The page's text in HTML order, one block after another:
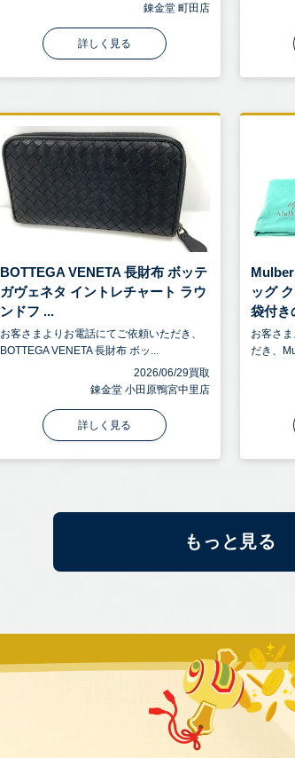
錬金堂 町田店
詳しく見る
BOTTEGA VENETA 長財布 ボッテ
ガヴェネタ イントレチャート ラウ
ンドフ ...
お客さまよりお電話にてご依頼いただき、
BOTTEGA VENETA 長財布 ボッ...
2026/06/29買取
錬金堂 小田原鴨宮中里店
詳しく見る
ッグ
袋付き
お客さ
だき、
もっと見る